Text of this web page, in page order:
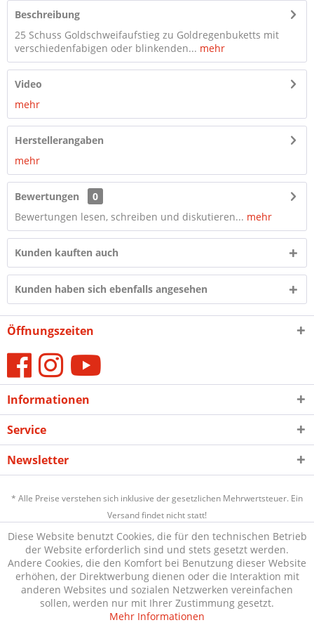
Beschreibung
25 Schuss Goldschweifaufstieg zu Goldregenbuketts mit
verschiedenfabigen oder blinkenden... mehr
Video
mehr
Herstellerangaben
mehr
Bewertungen
0
Bewertungen lesen, schreiben und diskutieren... mehr
Kunden kauften auch
Kunden haben sich ebenfalls angesehen
Öffnungszeiten
Informationen
Service
Newsletter
* Alle Preise verstehen sich inklusive der gesetzlichen Mehrwertsteuer. Ein
Versand findet nicht statt!
Diese Website benutzt Cookies, die für den technischen Betrieb
der Website erforderlich sind und stets gesetzt werden.
Andere Cookies, die den Komfort bei Benutzung dieser Website
erhöhen, der Direktwerbung dienen oder die Interaktion mit
anderen Websites und sozialen Netzwerken vereinfachen
sollen, werden nur mit Ihrer Zustimmung gesetzt.
Mehr Informationen